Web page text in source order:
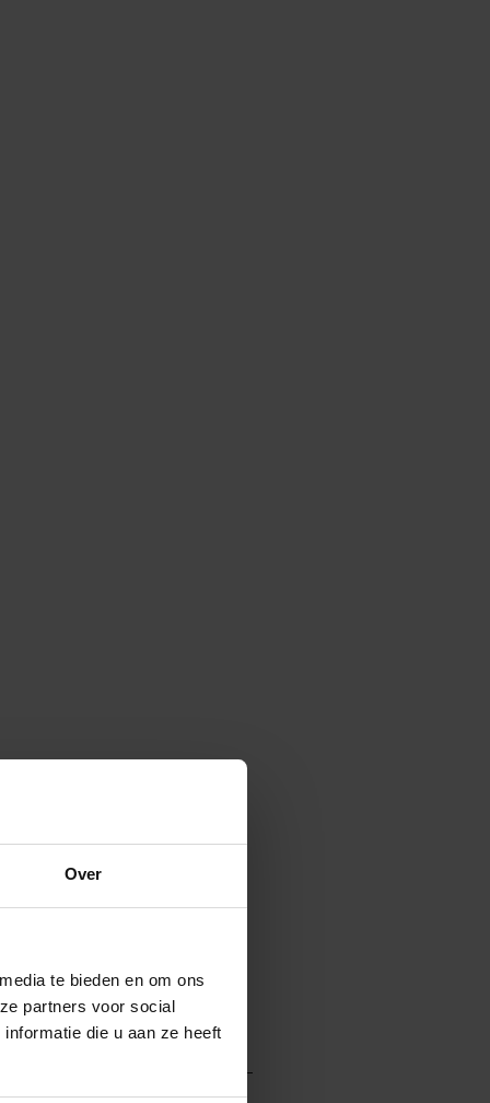
Over
te bieden en om ons
partners voor social
die u aan ze heeft